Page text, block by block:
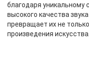
благодаря уникальному
высокого качества
превращает их не
произведения искусства.